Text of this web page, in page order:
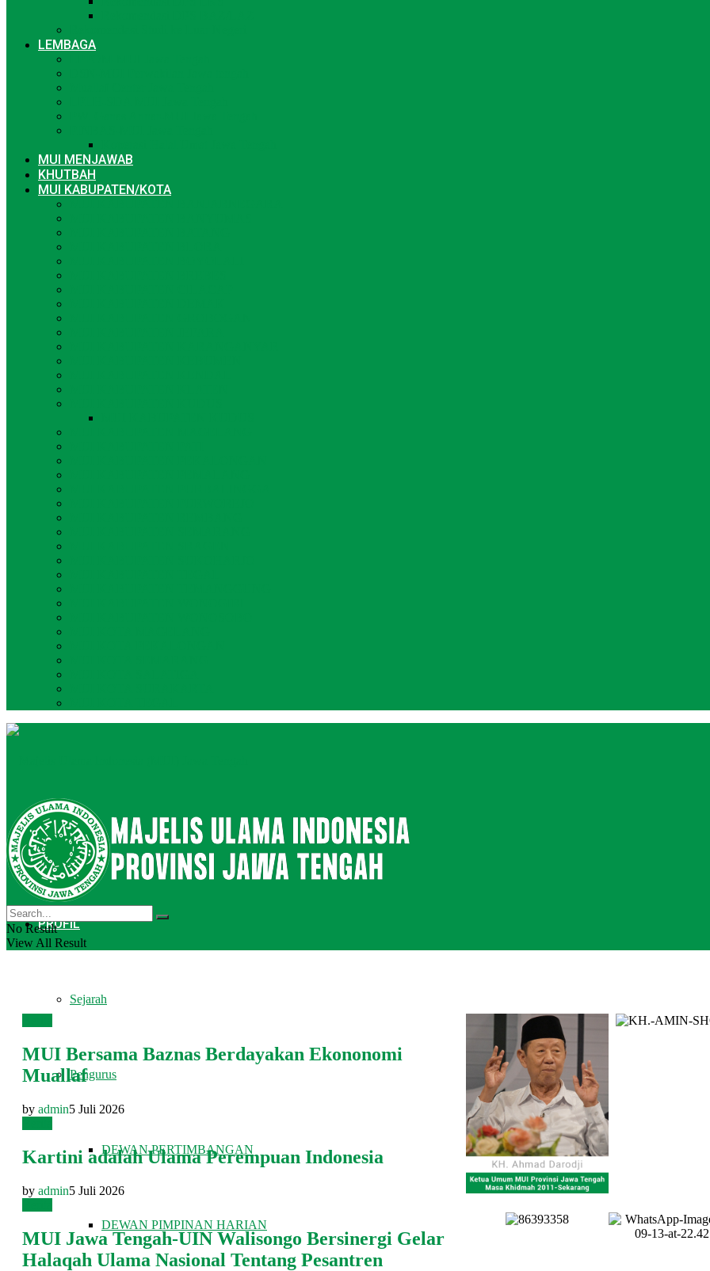
LEMBAGA
MUI MENJAWAB
KHUTBAH
MUI KABUPATEN/KOTA
BERANDA
PROFIL
Sejarah
Pengurus
DEWAN PERTIMBANGAN
DEWAN PIMPINAN HARIAN
No Result
View All Result
MUI Bersama Baznas Berdayakan Ekononomi
Muallaf
by admin5 Juli 2026
Kartini adalah Ulama Perempuan Indonesia
by admin5 Juli 2026
MUI Jawa Tengah-UIN Walisongo Bersinergi Gelar
Halaqah Ulama Nasional Tentang Pesantren